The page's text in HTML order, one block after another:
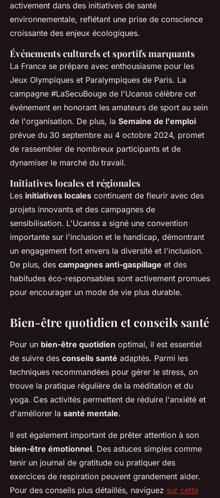
activement dans des initiatives de santé
environnementale, reflétant une prise de conscience
croissante des enjeux écologiques.
Événements culturels et sportifs marquants
La France se prépare avec enthousiasme pour les
Jeux Olympiques et Paralympiques de Paris. La
campagne #LaSecuBouge de l'Ucanss célèbre cet
événement en honorant les amateurs de sport au sein
de l'organisation. De plus, la Semaine de l'emploi
prévue du 30 septembre au 4 octobre 2024, promet
de rassembler de nombreux participants et de
dynamiser le marché du travail.
Initiatives locales et régionales
Les initiatives locales continuent de fleurir avec des
projets innovants et des campagnes de
sensibilisation. L'Ucanss a signé une convention
importante sur l'inclusion et le handicap, démontrant
un engagement fort envers la diversité et l'inclusion.
De plus, des campagnes anti-gaspillage et des
habitudes éco-responsables sont activement promues
pour encourager un mode de vie plus durable.
Bien-être quotidien et conseils santé
Pour un bien-être quotidien optimal, il est essentiel
de suivre des conseils santé adaptés. Parmi les
techniques recommandées pour gérer le stress, on
trouve la pratique régulière de la méditation et du
yoga. Ces activités permettent de réduire l'anxiété et
d'améliorer la santé mentale.
Il est également important de prêter attention à son
bien-être émotionnel. Des astuces simples comme
tenir un journal de gratitude ou pratiquer des
exercices de respiration peuvent grandement aider.
Pour des conseils plus détaillés, naviguez sur cette